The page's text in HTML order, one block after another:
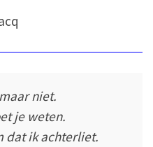
niet.
je weten.
dat ik achterliet.